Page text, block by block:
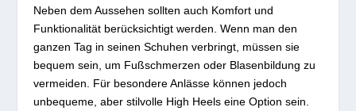
Neben dem Aussehen sollten auch Komfort und
Funktionalität berücksichtigt werden. Wenn man den
ganzen Tag in seinen Schuhen verbringt, müssen sie
bequem sein, um Fußschmerzen oder Blasenbildung zu
vermeiden. Für besondere Anlässe können jedoch
unbequeme, aber stilvolle High Heels eine Option sein.